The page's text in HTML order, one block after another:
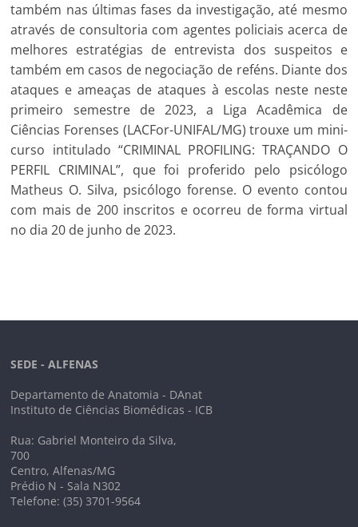
também nas últimas fases da investigação, até mesmo
através de consultoria com agentes policiais acerca de
melhores estratégias de entrevista dos suspeitos e
também em casos de negociação de reféns. Diante dos
ataques e ameaças de ataques à escolas neste neste
primeiro semestre de 2023, a Liga Acadêmica de
Ciências Forenses (LACFor-UNIFAL/MG) trouxe um mini-
curso intitulado “CRIMINAL PROFILING: TRAÇANDO O
PERFIL CRIMINAL”, que foi proferido pelo psicólogo
Matheus O. Silva, psicólogo forense. O evento contou
com mais de 200 inscritos e ocorreu de forma virtual
no dia 20 de junho de 2023.
SEDE - ALFENAS
Departamento de Anatomia - DAnat
Instituto de Ciências Biomédicas - ICB
Rua: Gabriel Monteiro da Silva,
700
Centro, Alfenas/MG
Prédio N - Sala N302
Telefone: (35) 3701-9564